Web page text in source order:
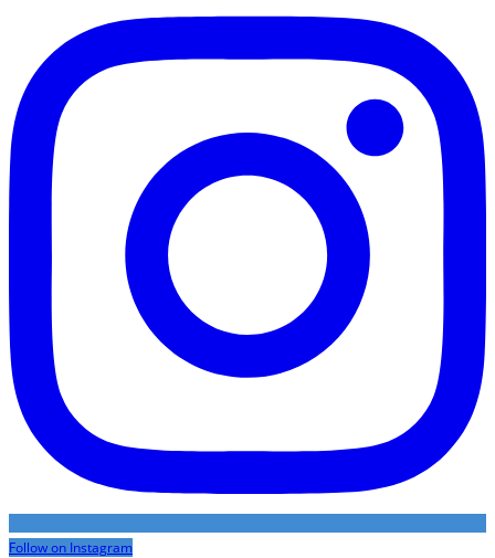
Follow on Instagram